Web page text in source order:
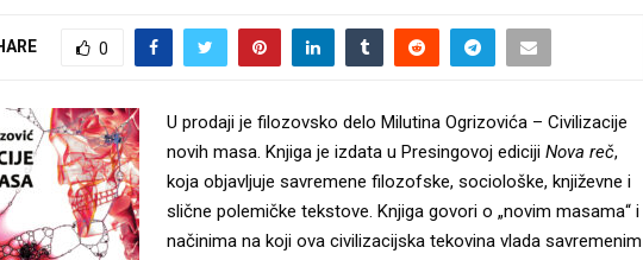
0
U prodaji je filozovsko delo Milutina Ogrizovića – Civilizacije
novih masa. Knjiga je izdata u Presingovoj ediciji Nova reč,
koja objavljuje savremene filozofske, sociološke, književne i
slične polemičke tekstove. Knjiga govori o „novim masama“ i
načinima na koji ova civilizacijska tekovina vlada savremenim